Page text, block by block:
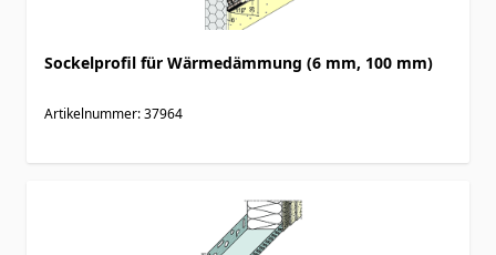
Sockelprofil für Wärmedämmung (6 mm, 100 mm)
Artikelnummer: 37964